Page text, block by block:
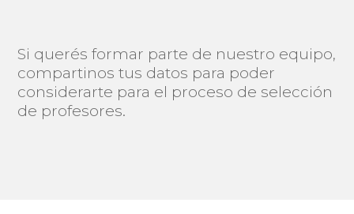
Si querés formar parte de nuestro equipo,
compartinos tus datos para poder
considerarte para el proceso de selección
de profesores.